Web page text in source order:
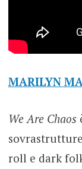
MARILYN
We Are Chaos
roll e dark